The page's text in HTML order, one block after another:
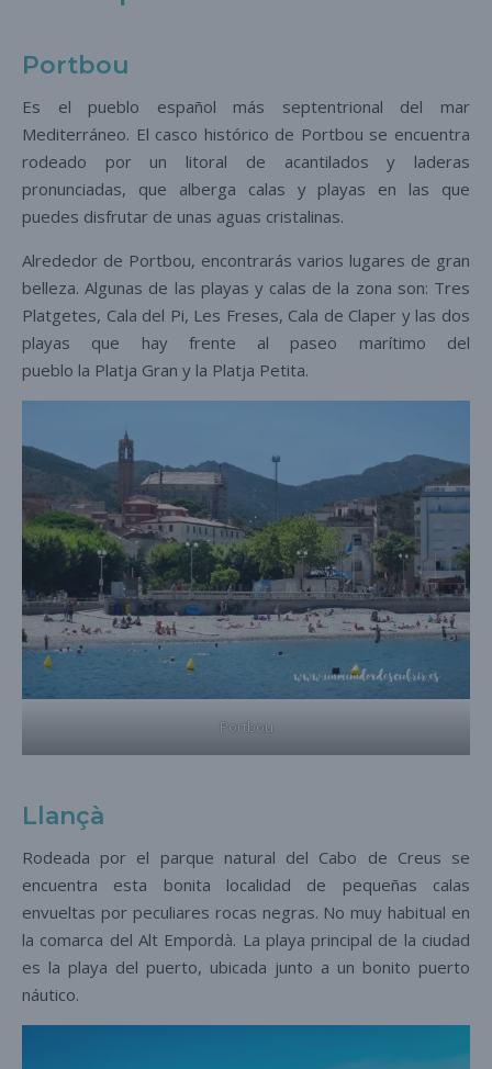
Portbou
Es el pueblo español más septentrional del mar
Mediterráneo. El casco histórico de Portbou se encuentra
rodeado por un litoral de acantilados y laderas
pronunciadas, que alberga calas y playas en las que
puedes disfrutar de unas aguas cristalinas.
Alrededor de Portbou, encontrarás varios lugares de gran
belleza. Algunas de las playas y calas de la zona son: Tres
Platgetes, Cala del Pi, Les Freses, Cala de Claper y las dos
playas que hay frente al paseo marítimo del
pueblo la Platja Gran y la Platja Petita.
Portbou
Llançà
Rodeada por el parque natural del Cabo de Creus se
encuentra esta bonita localidad de pequeñas calas
envueltas por peculiares rocas negras. No muy habitual en
la comarca del Alt Empordà. La playa principal de la ciudad
es la playa del puerto, ubicada junto a un bonito puerto
náutico.